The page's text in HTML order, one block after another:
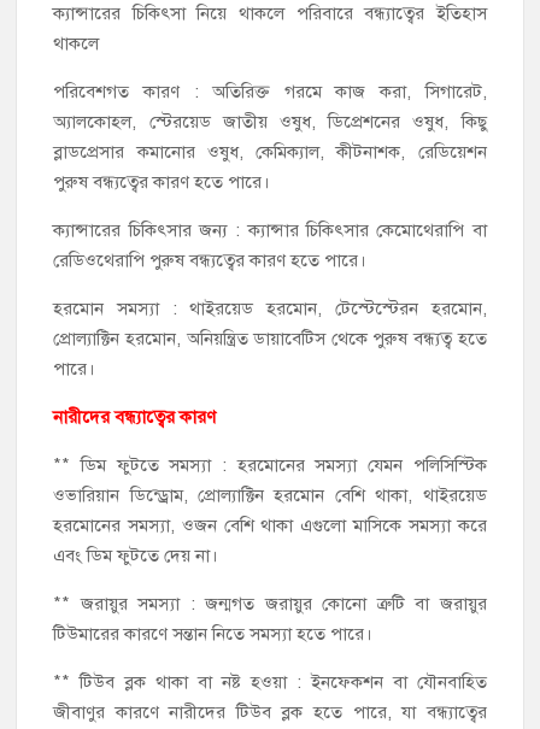
ক্যান্সারের চিকিৎসা নিয়ে থাকলে পরিবারে বন্ধ্যাত্বের ইতিহাস
থাকলে
পরিবেশগত কারণ : অতিরিক্ত গরমে কাজ করা, সিগারেট,
অ্যালকোহল, স্টেরয়েড জাতীয় ওষুধ, ডিপ্রেশনের ওষুধ, কিছু
ব্লাডপ্রেসার কমানোর ওষুধ, কেমিক্যাল, কীটনাশক, রেডিয়েশন
পুরুষ বন্ধ্যত্বের কারণ হতে পারে।
ক্যান্সারের চিকিৎসার জন্য : ক্যান্সার চিকিৎসার কেমোথেরাপি বা
রেডিওথেরাপি পুরুষ বন্ধ্যত্বের কারণ হতে পারে।
হরমোন সমস্যা : থাইরয়েড হরমোন, টেস্টেস্টেরন হরমোন,
প্রোল্যাক্টিন হরমোন, অনিয়ন্ত্রিত ডায়াবেটিস থেকে পুরুষ বন্ধ্যত্ব হতে
পারে।
নারীদের বন্ধ্যাত্বের কারণ
** ডিম ফুটতে সমস্যা : হরমোনের সমস্যা যেমন পলিসিস্টিক
ওভারিয়ান ডিন্ড্রোম, প্রোল্যাক্টিন হরমোন বেশি থাকা, থাইরয়েড
হরমোনের সমস্যা, ওজন বেশি থাকা এগুলো মাসিকে সমস্যা করে
এবং ডিম ফুটতে দেয় না।
** জরায়ুর সমস্যা : জন্মগত জরায়ুর কোনো ত্রুটি বা জরায়ুর
টিউমারের কারণে সন্তান নিতে সমস্যা হতে পারে।
** টিউব ব্লক থাকা বা নষ্ট হওয়া : ইনফেকশন বা যৌনবাহিত
জীবাণুর কারণে নারীদের টিউব ব্লক হতে পারে, যা বন্ধ্যাত্বের